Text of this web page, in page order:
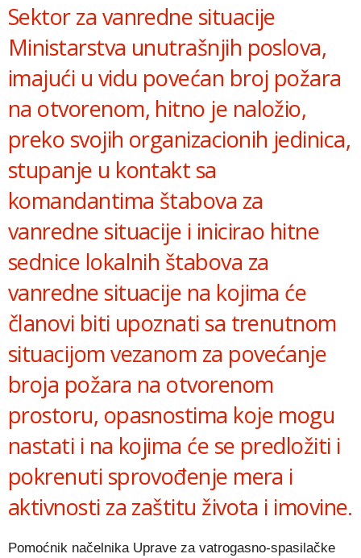
Sektor za vanredne situacije
Ministarstva unutrašnjih poslova,
imajući u vidu povećan broj požara
na otvorenom, hitno je naložio,
preko svojih organizacionih jedinica,
stupanje u kontakt sa
komandantima štabova za
vanredne situacije i inicirao hitne
sednice lokalnih štabova za
vanredne situacije na kojima će
članovi biti upoznati sa trenutnom
situacijom vezanom za povećanje
broja požara na otvorenom
prostoru, opasnostima koje mogu
nastati i na kojima će se predložiti i
pokrenuti sprovođenje mera i
aktivnosti za zaštitu života i imovine.
Pomoćnik načelnika Uprave za vatrogasno-spasilačke